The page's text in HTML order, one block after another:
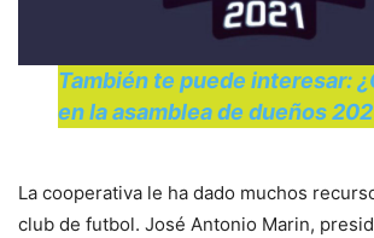
También te puede interesar:
en la asamblea de dueños
La cooperativa le ha dado muchos
club de futbol. José Antonio Marin,